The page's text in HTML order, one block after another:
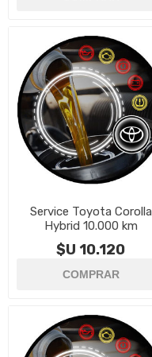
Service Toyota Corolla
Hybrid 10.000 km
$U 10.120